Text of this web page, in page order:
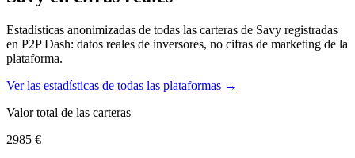
Estadísticas anonimizadas de todas las carteras de Savy registradas
en P2P Dash: datos reales de inversores, no cifras de marketing de la
plataforma.
Ver las estadísticas de todas las plataformas →
Valor total de las carteras
2985 €